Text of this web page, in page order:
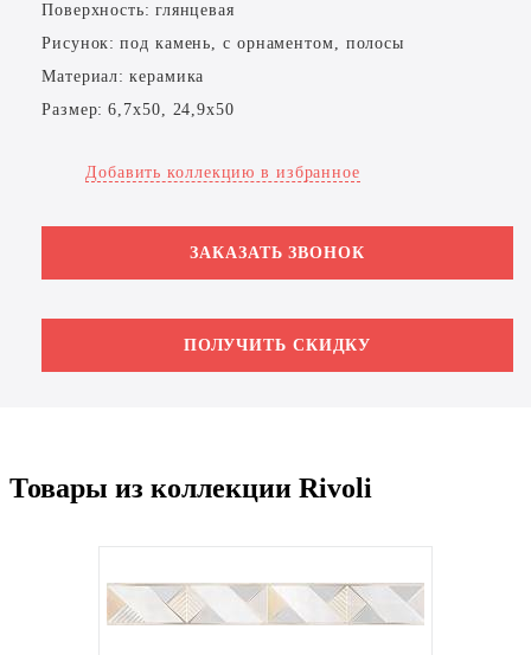
Поверхность: глянцевая
Рисунок: под камень, с орнаментом, полосы
Материал: керамика
Размер: 6,7x50, 24,9x50
Добавить коллекцию в избранное
ЗАКАЗАТЬ ЗВОНОК
ПОЛУЧИТЬ СКИДКУ
Товары из коллекции Rivoli